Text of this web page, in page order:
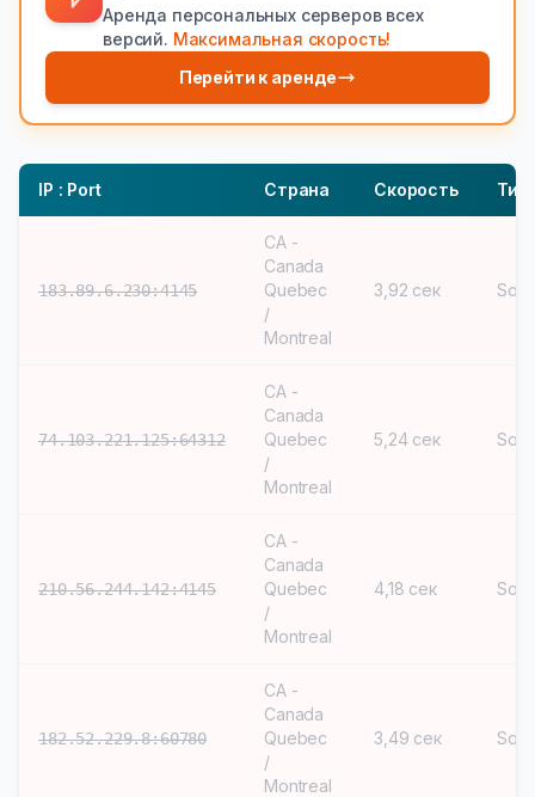
Аренда персональных серверов всех
версий. Максимальная скорость!
Перейти к аренде
IP : Port Страна Скорость Тип
183.89.6.230:4145
CA -
Canada
Quebec
/
Montreal
3,92 сек
74.103.221.125:64312
CA -
Canada
Quebec
/
Montreal
5,24 сек
210.56.244.142:4145
CA -
Canada
Quebec
/
Montreal
4,18 сек
182.52.229.8:60780
CA -
Canada
Quebec
/
Montreal
3,49 сек